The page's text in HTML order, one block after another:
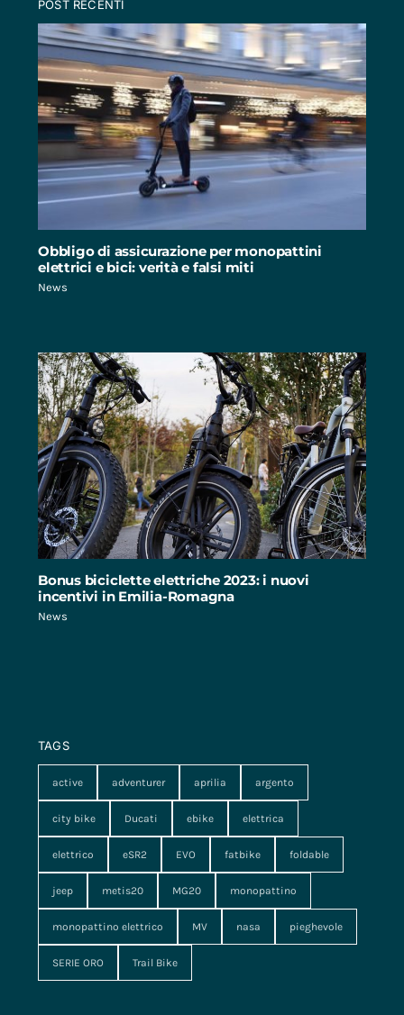
POST RECENTI
Obbligo di assicurazione per monopattini
elettrici e bici: verità e falsi miti
News
Bonus biciclette elettriche 2023: i nuovi
incentivi in Emilia-Romagna
News
TAGS
active adventurer aprilia argento
city bike Ducati ebike elettrica
elettrico eSR2 EVO fatbike foldable
jeep metis20 MG20 monopattino
monopattino elettrico MV nasa pieghevole
SERIE ORO Trail Bike